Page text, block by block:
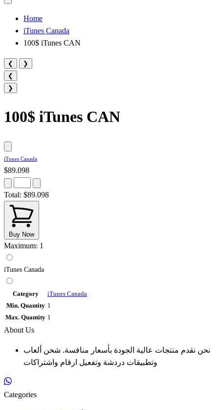
Home
iTunes Canada
100$ iTunes CAN
❮
❯
❮
❯
100$ iTunes CAN
iTunes Canada
$89.098
Total: $89.098
Buy Now
Maximum: 1
iTunes Canada
Category
iTunes Canada
Min. Quantity 1
Max. Quantity 1
About Us
نحن نقدم منتجات عالية الجودة بأسعار منافسة. شحن ألعاب
وتطبيقات دردشة وتفعيل ارقام واشتراكات
Categories